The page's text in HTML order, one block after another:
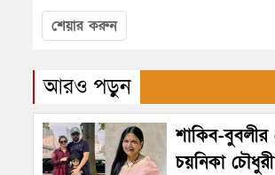
শেয়ার করুন
আরও পড়ুন
শাকিব-
চয়নিকা চৌধুরী